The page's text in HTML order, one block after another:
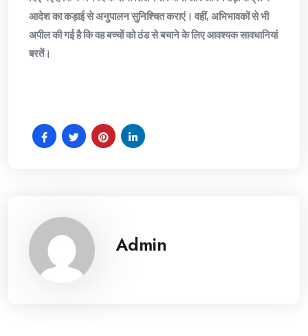
आदेश का कड़ाई से अनुपालन सुनिश्चित कराएं। वहीं, अभिभावकों से भी
अपील की गई है कि वह बच्चों को ठंड से बचाने के लिए आवश्यक सावधानियां
बरतें।
Admin